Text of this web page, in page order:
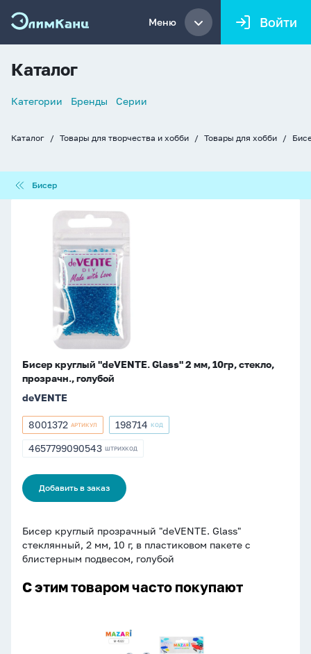
Меню Войти
Каталог
Список
Категории Бренды Серии
Каталог Товары для творчества и хобби Товары для хобби
Бисер
"deVENTE.
стекло,
прозрачн.,
голубой
Бисер круглый "deVENTE. Glass" 2 мм, 10гр, стекло,
прозрачн., голубой
deVENTE
Артикул
8001372
8001372 АРТИКУЛ
Артикул
198714
198714 КОД
ШТРИХКОД
4657799090543 ШТРИХКОД
Добавить в заказ
Бисер круглый прозрачный "deVENTE. Glass"
стеклянный, 2 мм, 10 г, в пластиковом пакете с
блистерным подвесом, голубой
С этим товаром часто покупают